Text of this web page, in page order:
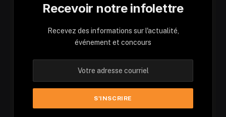
Recevoir notre infolettre
Recevez des informations sur l'actualité,
événement et concours